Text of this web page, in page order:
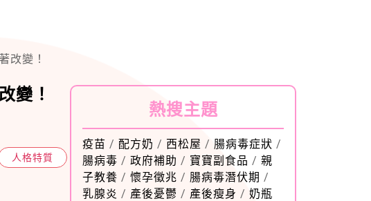
改變！
變！
人格特質
熱搜主題
疫苗 / 配方奶 / 西松屋 / 腸病毒症狀 /
腸病毒 / 政府補助 / 寶寶副食品 / 親
子教養 / 懷孕徵兆 / 腸病毒潛伏期 /
乳腺炎 / 產後憂鬱 / 產後瘦身 / 奶瓶